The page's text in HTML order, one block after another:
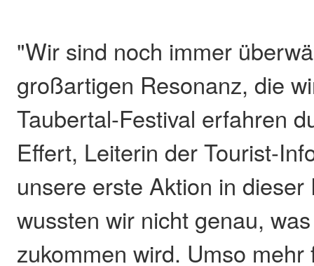
"Wir sind noch immer
großartigen Resonanz, die
Taubertal-Festival erfahren
Effert, Leiterin der Tourist-
unsere erste Aktion in dieser
wussten wir nicht genau,
zukommen wird. Umso